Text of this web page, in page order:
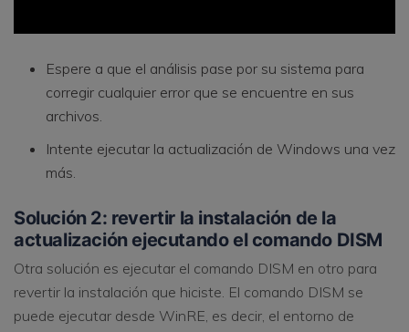
Espere a que el análisis pase por su sistema para
corregir cualquier error que se encuentre en sus
archivos.
Intente ejecutar la actualización de Windows una vez
más.
Solución 2: revertir la instalación de la
actualización ejecutando el comando DISM
Otra solución es ejecutar el comando DISM en otro para
revertir la instalación que hiciste. El comando DISM se
puede ejecutar desde WinRE, es decir, el entorno de